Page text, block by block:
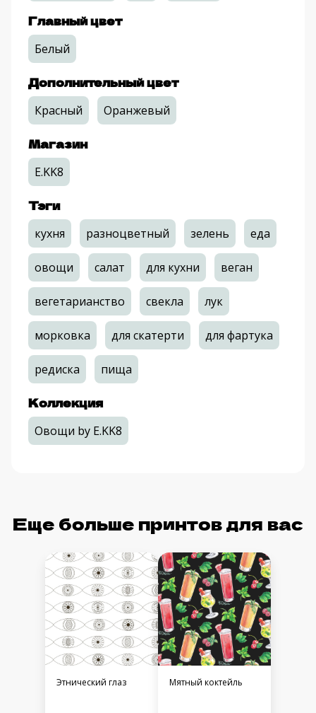
Главный цвет
Белый
Дополнительный цвет
Красный Оранжевый
Магазин
E.KK8
Тэги
кухня разноцветный зелень еда
овощи салат для кухни веган
вегетарианство свекла лук
морковка для скатерти для фартука
редиска пища
Коллекция
Овощи by E.KK8
Еще больше принтов для вас
Этнический глаз Мятный коктейль